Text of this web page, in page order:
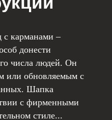
карманами –
донести
числа людей. Он
или обновляемым с
Шапка
с фирменными
стиле...